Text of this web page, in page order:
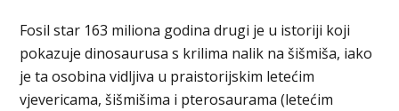
Fosil star 163 miliona godina drugi je u istoriji koji
pokazuje dinosaurusa s krilima nalik na šišmiša, iako
je ta osobina vidljiva u praistorijskim letećim
vjevericama, šišmišima i pterosaurama (letećim